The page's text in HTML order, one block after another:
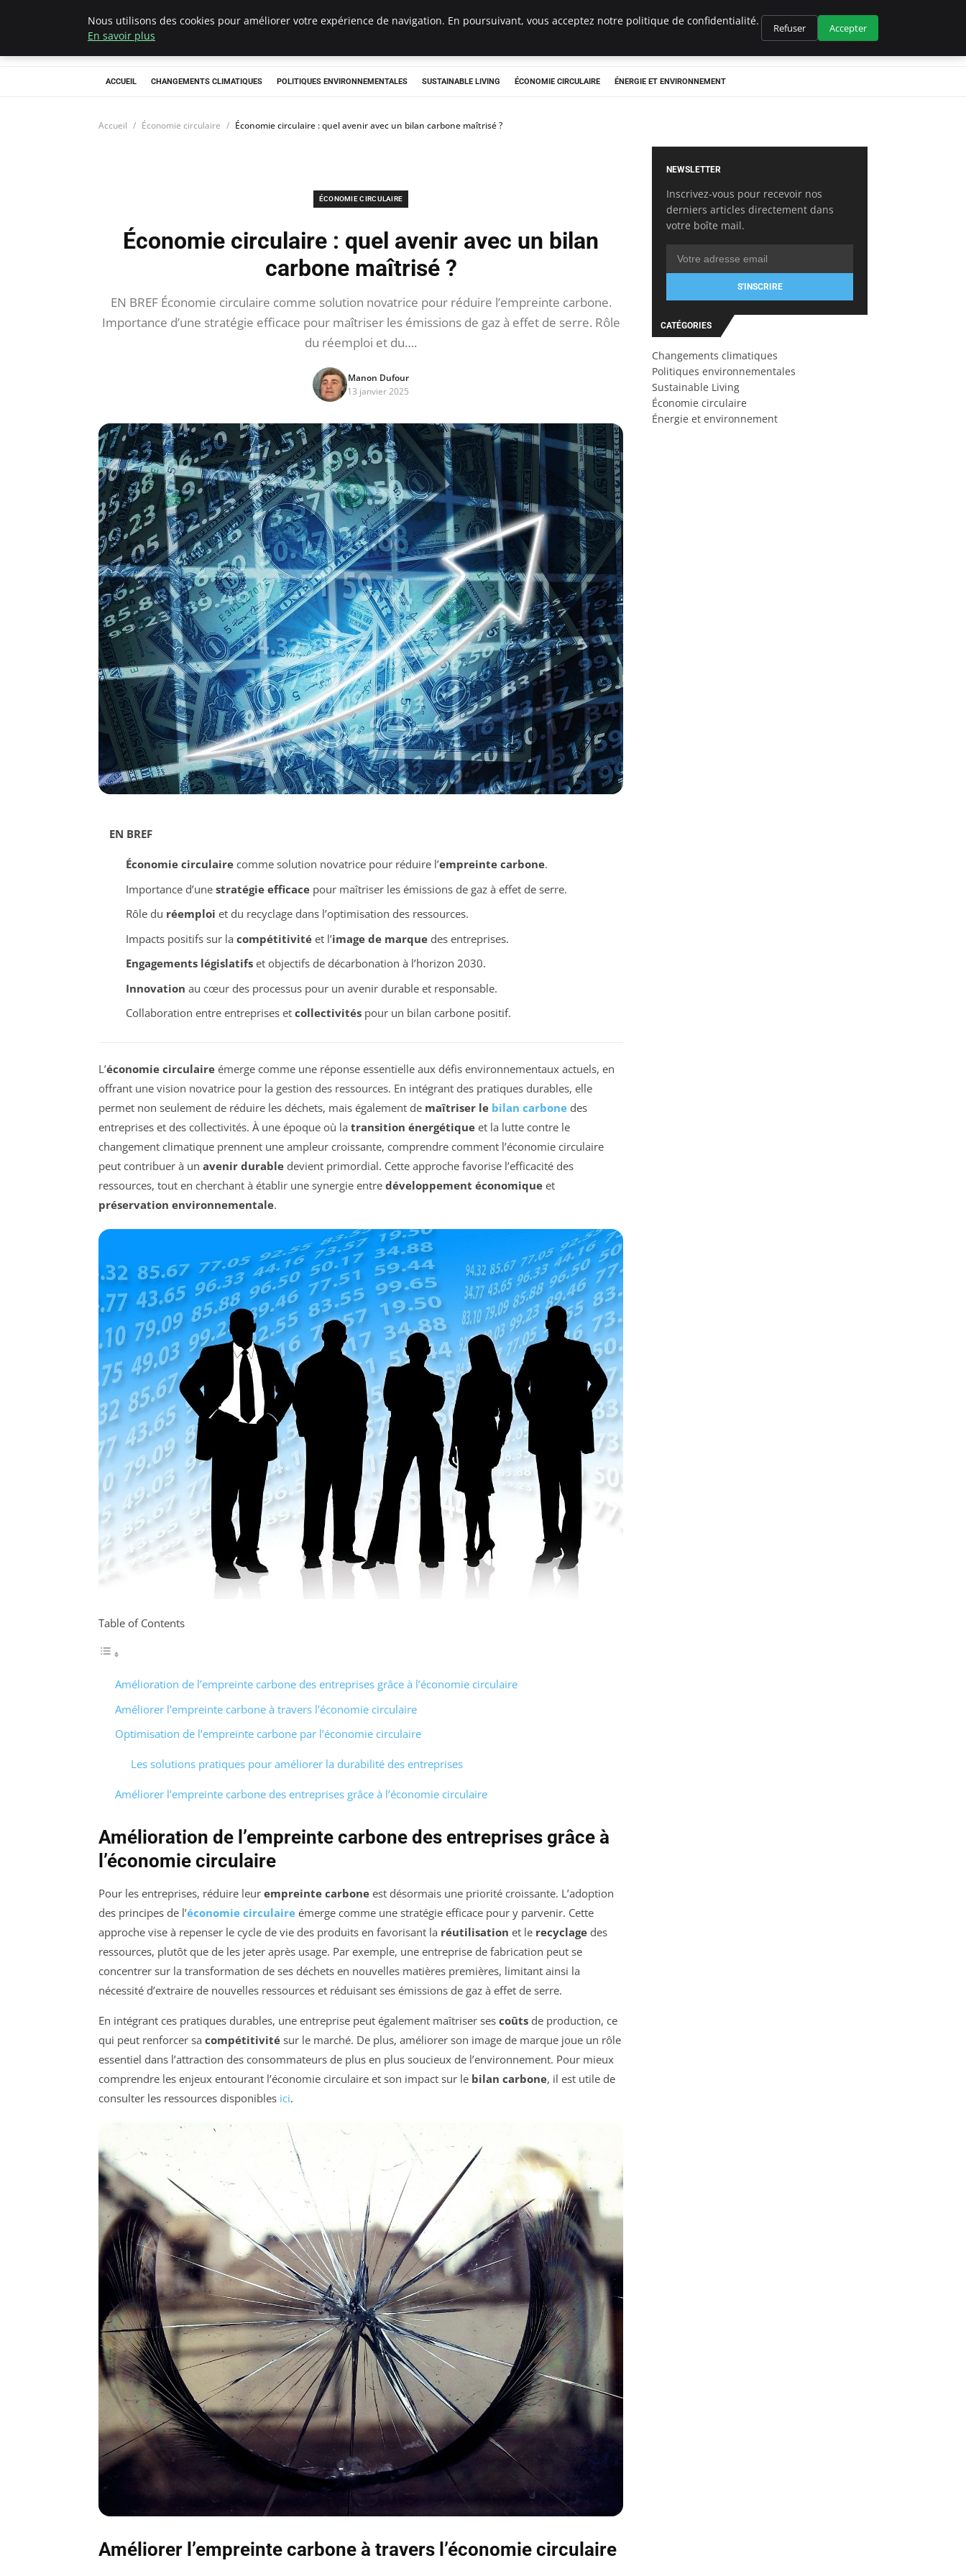
Climategatecountryclub.com
ACCUEIL CHANGEMENTS CLIMATIQUES POLITIQUES ENVIRONNEMENTALES SUSTAINABLE LIVING ÉCONOMIE CIRCULAIRE ÉNERGIE ET ENVIRONNEMENT
Accueil Économie circulaire Économie circulaire : quel avenir avec un bilan carbone maîtrisé ?
ÉCONOMIE CIRCULAIRE
Économie circulaire : quel avenir avec un bilan
carbone maîtrisé ?
EN BREF Économie circulaire comme solution novatrice pour réduire l’empreinte carbone.
Importance d’une stratégie efficace pour maîtriser les émissions de gaz à effet de serre. Rôle
du réemploi et du….
Manon Dufour
13 janvier 2025
EN BREF
Économie circulairecomme solution novatrice pour réduire l’empreinte carbone.
Importance d’une stratégie efficacepour maîtriser les émissions de gaz à effet de serre.
Rôle du réemploi et du recyclage dans l’optimisation des ressources.
Impacts positifs sur la compétitivitéet l’image de marquedes entreprises.
Engagements législatifset objectifs de décarbonation à l’horizon 2030.
Innovation au cœur des processus pour un avenir durable et responsable.
Collaboration entre entreprises et collectivitéspour un bilan carbone positif.
L’économie circulaire émerge comme une réponse essentielle aux défis environnementaux actuels, en
offrant une vision novatrice pour la gestion des ressources. En intégrant des pratiques durables, elle
permet non seulement de réduire les déchets, mais également de maîtriser le bilan carbone des
entreprises et des collectivités. À une époque où la transition énergétique et la lutte contre le
changement climatique prennent une ampleur croissante, comprendre comment l’économie circulaire
peut contribuer à un avenir durable devient primordial. Cette approche favorise l’efficacité des
ressources, tout en cherchant à établir une synergie entre développement économique et
préservation environnementale.
Table of Contents
Amélioration de l’empreinte carbone des entreprises grâce à l’économie circulaire
Améliorer l’empreinte carbone à travers l’économie circulaire
Optimisation de l’empreinte carbone par l’économie circulaire
Les solutions pratiques pour améliorer la durabilité des entreprises
Améliorer l’empreinte carbone des entreprises grâce à l’économie circulaire
Amélioration de l’empreinte carbone des entreprises grâce à
l’économie circulaire
Pour les entreprises, réduire leur empreinte carbone est désormais une priorité croissante. L’adoption
des principes de l’économie circulaire émerge comme une stratégie efficace pour y parvenir. Cette
approche vise à repenser le cycle de vie des produits en favorisant la réutilisation et le recyclage des
ressources, plutôt que de les jeter après usage. Par exemple, une entreprise de fabrication peut se
concentrer sur la transformation de ses déchets en nouvelles matières premières, limitant ainsi la
nécessité d’extraire de nouvelles ressources et réduisant ses émissions de gaz à effet de serre.
En intégrant ces pratiques durables, une entreprise peut également maîtriser ses coûts de production, ce
qui peut renforcer sa compétitivité sur le marché. De plus, améliorer son image de marque joue un rôle
essentiel dans l’attraction des consommateurs de plus en plus soucieux de l’environnement. Pour mieux
comprendre les enjeux entourant l’économie circulaire et son impact sur le bilan carbone, il est utile de
consulter les ressources disponibles ici.
Améliorer l’empreinte carbone à travers l’économie circulaire
NEWSLETTER
Inscrivez-vous pour recevoir nos
derniers articles directement dans
votre boîte mail.
S'INSCRIRE
CATÉGORIES
Changements climatiques
Politiques environnementales
Sustainable Living
Économie circulaire
Énergie et environnement
Nous utilisons des cookies pour améliorer votre expérience de navigation. En poursuivant, vous acceptez notre politique de confidentialité.
En savoir plus
Refuser Accepter